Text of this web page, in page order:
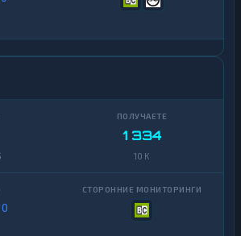
1 334
10 K
0